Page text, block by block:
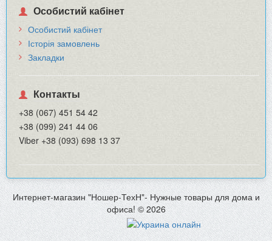
Особистий кабінет
Особистий кабінет
Історія замовлень
Закладки
Контакты
+38 (067) 451 54 42
+38 (099) 241 44 06
Viber +38 (093) 698 13 37
Интернет-магазин "Ношер-ТехН"- Нужные товары для дома и
офиса! © 2026